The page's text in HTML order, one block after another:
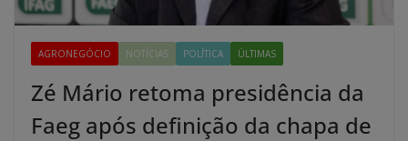
AGRONEGÓCIO NOTÍCIAS POLÍTICA ÚLTIMAS
Zé Mário retoma presidência da
Faeg após definição da chapa de